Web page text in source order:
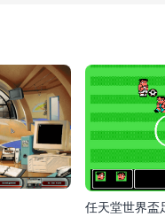
任天堂世界盃